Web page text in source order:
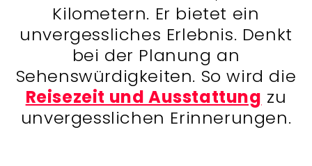
Kilometern. Er bietet ein
unvergessliches Erlebnis. Denkt
bei der Planung an
Sehenswürdigkeiten. So wird die
Reisezeit und Ausstattung zu
unvergesslichen Erinnerungen.